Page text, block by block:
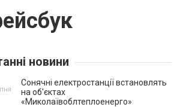
новини
Сонячні електростанції встановлять
на об'єктах
«Миколаївоблтеплоенерго»